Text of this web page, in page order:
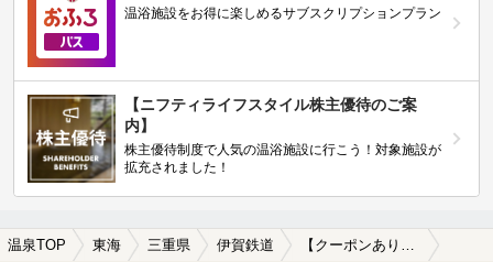
温浴施設をお得に楽しめるサブスクリプションプラン
【ニフティライフスタイル株主優待のご案
内】
株主優待制度で人気の温浴施設に行こう！対象施設が
拡充されました！
温泉TOP 東海 三重県 伊賀鉄道 【クーポンあり】絶景が楽しめる伊賀鉄道周辺の温泉、日帰り温泉、スーパー銭湯を探す